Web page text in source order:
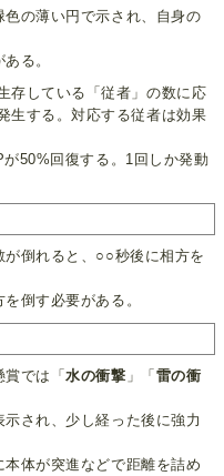
色の薄い円で示され、自身の
る。
存している「従者」の数に応
生する。対応する従者は効果
50%回復する。1回しか発動
倒れると、○○秒後に相方を
倒す必要がある。
賞では「水の衝撃 」「 雷の衝
され、少し経った後に強力
体が突進などで距離を詰め